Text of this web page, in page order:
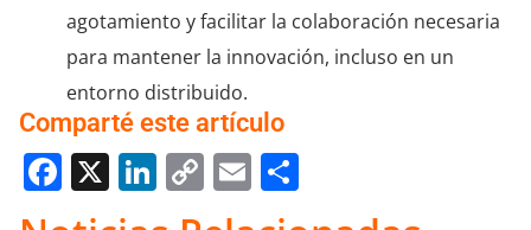
agotamiento y facilitar la colaboración necesaria
para mantener la innovación, incluso en un
entorno distribuido.
Comparté este artículo
Facebook
X LinkedIn
Copy
Link
Email